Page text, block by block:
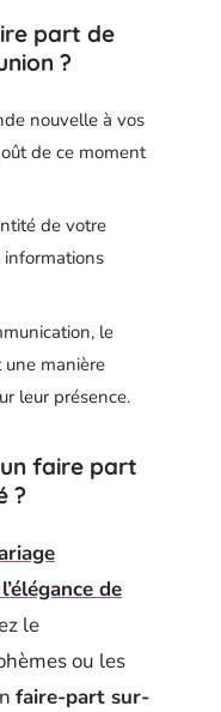
part de
?
nouvelle à vos
de ce moment
de votre
le
manière
leur présence.
faire part
?
de
le
ou les
faire-part sur-